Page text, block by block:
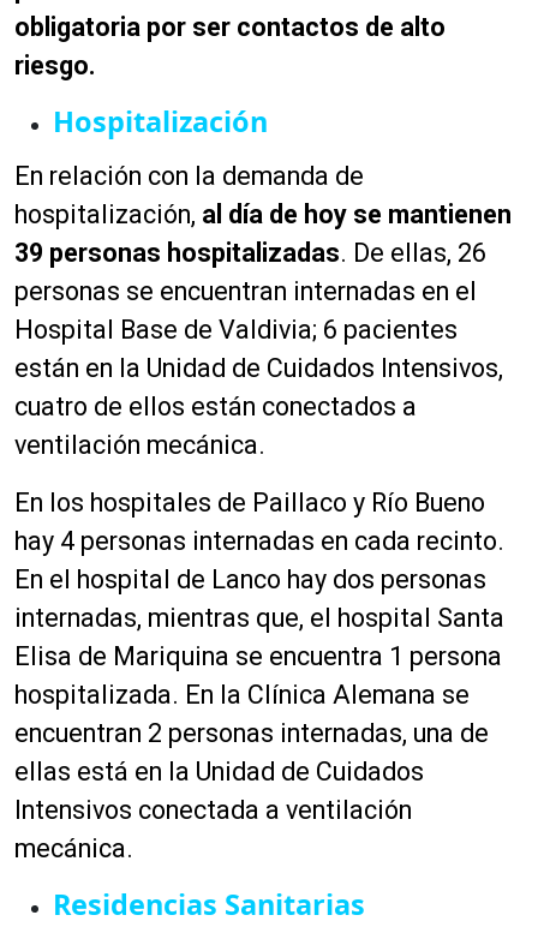
obligatoria por ser contactos de alto
riesgo.
Hospitalización
En relación con la demanda de
hospitalización, al día de hoy se mantienen
39 personas hospitalizadas. De ellas, 26
personas se encuentran internadas en el
Hospital Base de Valdivia; 6 pacientes
están en la Unidad de Cuidados Intensivos,
cuatro de ellos están conectados a
ventilación mecánica.
En los hospitales de Paillaco y Río Bueno
hay 4 personas internadas en cada recinto.
En el hospital de Lanco hay dos personas
internadas, mientras que, el hospital Santa
Elisa de Mariquina se encuentra 1 persona
hospitalizada. En la Clínica Alemana se
encuentran 2 personas internadas, una de
ellas está en la Unidad de Cuidados
Intensivos conectada a ventilación
mecánica.
Residencias Sanitarias